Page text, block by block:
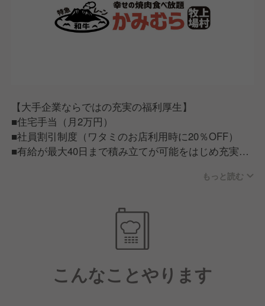
【大手企業ならではの充実の福利厚生】
■住宅手当（月2万円）
■社員割引制度（ワタミのお店利用時に20％OFF）
■有給が最大40日まで積み立てが可能をはじめ充実の
■ワタミで働く従業員は「人が良い」。仕事だけでは
ない一生ものの仲間が見つかる。
■ワタミチャレンジアワード/仲間と夢を語る会等従業
員のキャリア実現に力を入れた制度もあり、この会社
にいれば成長できそう。
もっと読む
こんなことやります